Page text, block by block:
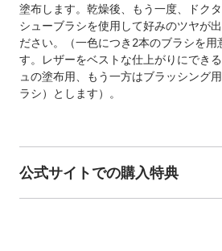
塗布します。乾燥後、もう一度、ドク
シューブラシを使用して好みのツヤが
ださい。（一色につき2本のブラシを用
す。レザーをベストな仕上がりにでき
ュの塗布用、もう一方はブラッシング
ラシ）とします）。
公式サイトでの購入特典